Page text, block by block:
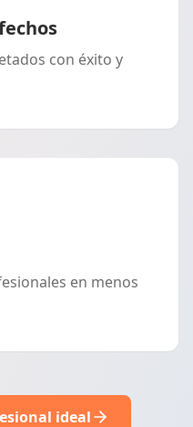
con éxito y
en menos
ideal